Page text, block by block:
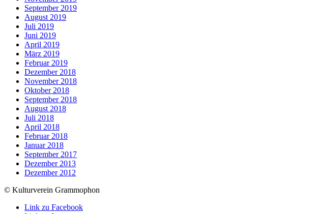
September 2019
August 2019
Juli 2019
Juni 2019
April 2019
März 2019
Februar 2019
Dezember 2018
November 2018
Oktober 2018
September 2018
August 2018
Juli 2018
April 2018
Februar 2018
Januar 2018
September 2017
Dezember 2013
Dezember 2012
© Kulturverein Grammophon
Link zu Facebook